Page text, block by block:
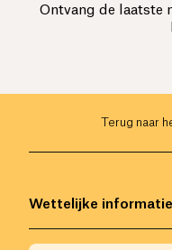
Ontvang de laatste
Terug naar
Wettelijke informatie